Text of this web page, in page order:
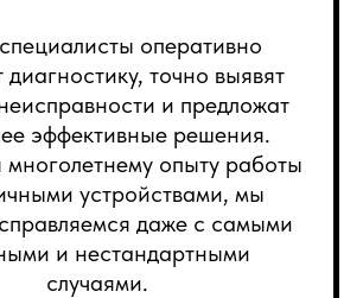
оперативно
диагностику, точно выявят
и предложат
эффективные решения.
многолетнему опыту работы
устройствами, мы
даже с самыми
и нестандартными
случаями.